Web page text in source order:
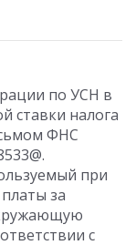
по УСН в
ставки налога
ФНС
при
за
с